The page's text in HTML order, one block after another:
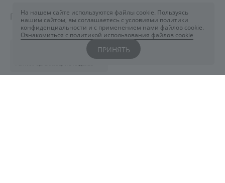
На нашем сайте используются файлы cookie. Пользуясь
нашим сайтом, вы соглашаетесь с условиями политики
конфиденциальности и с применением нами файлов cookie.
Ознакомиться с политикой использования файлов cookie
ПРИНЯТЬ
Понедельник-Пятница: 09:00-18:30